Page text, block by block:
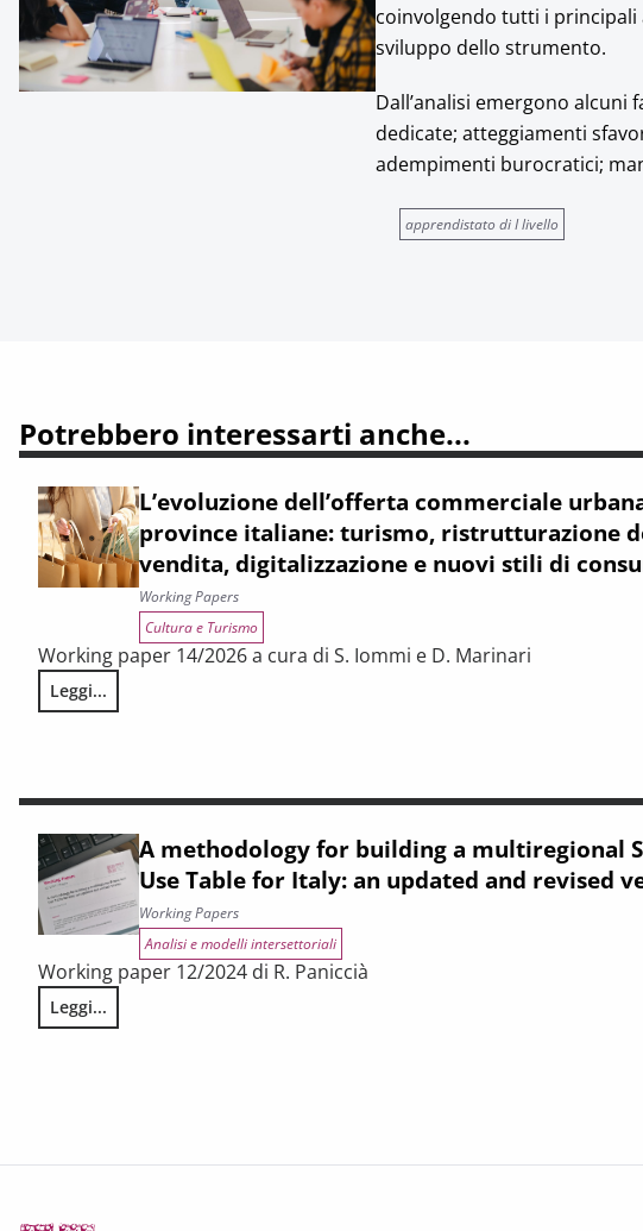
coinvolgendo tutti i
sviluppo dello strumento.
Dall’analisi emergono
dedicate; atteggiamenti
adempimenti burocratici;
apprendistato di I livello
Potrebbero interessarti anche...
L’evoluzione dell’offerta commerciale
province italiane: turismo, ristrutturazione
vendita, digitalizzazione e nuovi stili di
Working Papers
Cultura e Turismo
Working paper 14/2026 a cura di S. Iommi e D. Marinari
Leggi...
L’evoluzione dell’offerta commerciale urbana nelle province italiane:
A methodology for building a multiregional
Use Table for Italy: an updated and revised
Working Papers
Analisi e modelli intersettoriali
Working paper 12/2024 di R. Paniccià
Leggi...
A methodology for building a multiregional Supply and Use Table for